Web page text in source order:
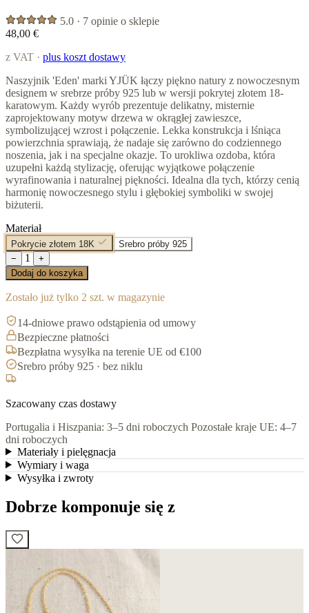
5.0 · 7 opinie o sklepie
48,00 €
z VAT · plus koszt dostawy
Naszyjnik 'Eden' marki YJÜK łączy piękno natury z nowoczesnym
designem w srebrze próby 925 lub w wersji pokrytej złotem 18-
karatowym. Każdy wyrób prezentuje delikatny, misternie
zaprojektowany motyw drzewa w okrągłej zawieszce,
symbolizującej wzrost i połączenie. Lekka konstrukcja i lśniąca
powierzchnia sprawiają, że nadaje się zarówno do codziennego
noszenia, jak i na specjalne okazje. To urokliwa ozdoba, która
uzupełni każdą stylizację, oferując wyjątkowe połączenie
wyrafinowania i naturalnej piękności. Idealna dla tych, którzy cenią
harmonię nowoczesnego stylu i głębokiej symboliki w swojej
biżuterii.
Materiał
Pokrycie złotem 18K
Srebro próby 925
−
1
+
Dodaj do koszyka
Zostało już tylko 2 szt. w magazynie
14-dniowe prawo odstąpienia od umowy
Bezpieczne płatności
Bezpłatna wysyłka na terenie UE od €100
Srebro próby 925 · bez niklu
Szacowany czas dostawy
Portugalia i Hiszpania: 3–5 dni roboczych Pozostałe kraje UE: 4–7
dni roboczych
Materiały i pielęgnacja
Wymiary i waga
Wysyłka i zwroty
Dobrze komponuje się z